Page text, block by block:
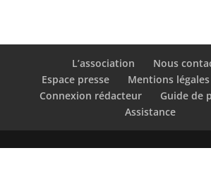
L’association
Nous
Espace presse
Mentions
Connexion rédacteur
Guide de
Assistance